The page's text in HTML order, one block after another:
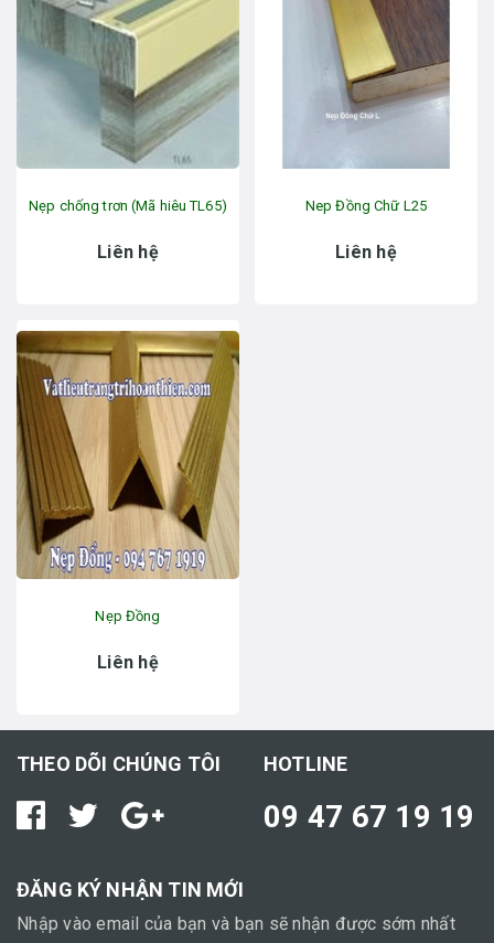
Nẹp chống trơn (Mã hiêu TL65)
Liên hệ
Nep Đồng Chữ L25
Liên hệ
Nẹp Đồng
Liên hệ
THEO DÕI CHÚNG TÔI HOTLINE
09 47 67 19 19
ĐĂNG KÝ NHẬN TIN MỚI
Nhập vào email của bạn và bạn sẽ nhận được sớm nhất